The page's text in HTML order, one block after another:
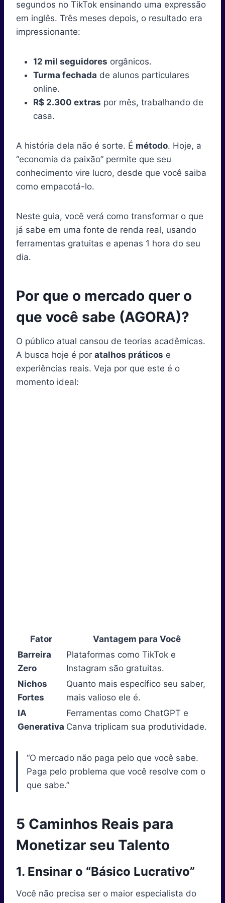
n
t
e
)
n
o
k
n
e
s
n
I
n
n
p
p
n
a
m
segundos no TikTok ensinando uma expressão
em inglês. Três meses depois, o resultado era
impressionante:
12 mil seguidores orgânicos.
Turma fechada de alunos particulares
online.
R$ 2.300 extras por mês, trabalhando de
casa.
A história dela não é sorte. É método. Hoje, a
“economia da paixão” permite que seu
conhecimento vire lucro, desde que você saiba
como empacotá-lo.
Neste guia, você verá como transformar o que
já sabe em uma fonte de renda real, usando
ferramentas gratuitas e apenas 1 hora do seu
dia.
Por que o mercado quer o
que você sabe (AGORA)?
O público atual cansou de teorias acadêmicas.
A busca hoje é por atalhos práticos e
experiências reais. Veja por que este é o
momento ideal:
Fator
Vantagem para Você
Barreira
Zero
Plataformas como TikTok e
Instagram são gratuitas.
Nichos
Fortes
Quanto mais específico seu saber,
mais valioso ele é.
IA
Generativa
Ferramentas como ChatGPT e
Canva triplicam sua produtividade.
“O mercado não paga pelo que você sabe.
Paga pelo problema que você resolve com o
que sabe.”
5 Caminhos Reais para
Monetizar seu Talento
1. Ensinar o “Básico Lucrativo”
Você não precisa ser o maior especialista do